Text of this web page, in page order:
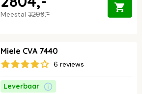
Meestal 3299,-
Miele CVA 7440
6 reviews
Leverbaar